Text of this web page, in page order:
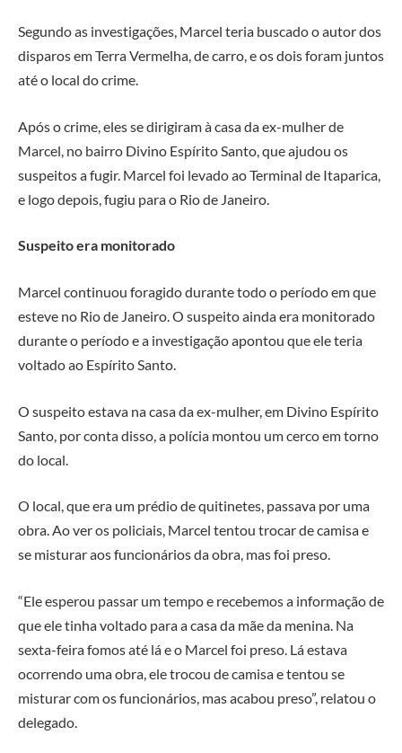
Segundo as investigações, Marcel teria buscado o autor dos
disparos em Terra Vermelha, de carro, e os dois foram juntos
até o local do crime.
Após o crime, eles se dirigiram à casa da ex-mulher de
Marcel, no bairro Divino Espírito Santo, que ajudou os
suspeitos a fugir. Marcel foi levado ao Terminal de Itaparica,
e logo depois, fugiu para o Rio de Janeiro.
Suspeito era monitorado
Marcel continuou foragido durante todo o período em que
esteve no Rio de Janeiro. O suspeito ainda era monitorado
durante o período e a investigação apontou que ele teria
voltado ao Espírito Santo.
O suspeito estava na casa da ex-mulher, em Divino Espírito
Santo, por conta disso, a polícia montou um cerco em torno
do local.
O local, que era um prédio de quitinetes, passava por uma
obra. Ao ver os policiais, Marcel tentou trocar de camisa e
se misturar aos funcionários da obra, mas foi preso.
“Ele esperou passar um tempo e recebemos a informação de
que ele tinha voltado para a casa da mãe da menina. Na
sexta-feira fomos até lá e o Marcel foi preso. Lá estava
ocorrendo uma obra, ele trocou de camisa e tentou se
misturar com os funcionários, mas acabou preso”, relatou o
delegado.